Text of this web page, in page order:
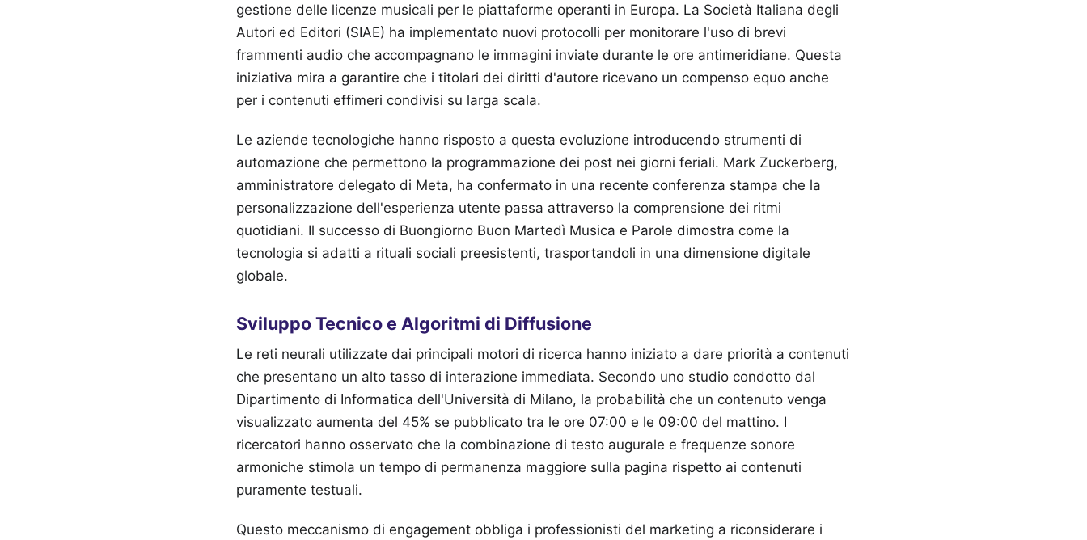
gestione delle licenze musicali per le piattaforme operanti in Europa. La Società Italiana degli
Autori ed Editori (SIAE) ha implementato nuovi protocolli per monitorare l'uso di brevi
frammenti audio che accompagnano le immagini inviate durante le ore antimeridiane. Questa
iniziativa mira a garantire che i titolari dei diritti d'autore ricevano un compenso equo anche
per i contenuti effimeri condivisi su larga scala.
Le aziende tecnologiche hanno risposto a questa evoluzione introducendo strumenti di
automazione che permettono la programmazione dei post nei giorni feriali. Mark Zuckerberg,
amministratore delegato di Meta, ha confermato in una recente conferenza stampa che la
personalizzazione dell'esperienza utente passa attraverso la comprensione dei ritmi
quotidiani. Il successo di Buongiorno Buon Martedì Musica e Parole dimostra come la
tecnologia si adatti a rituali sociali preesistenti, trasportandoli in una dimensione digitale
globale.
Sviluppo Tecnico e Algoritmi di Diffusione
Le reti neurali utilizzate dai principali motori di ricerca hanno iniziato a dare priorità a contenuti
che presentano un alto tasso di interazione immediata. Secondo uno studio condotto dal
Dipartimento di Informatica dell'Università di Milano, la probabilità che un contenuto venga
visualizzato aumenta del 45% se pubblicato tra le ore 07:00 e le 09:00 del mattino. I
ricercatori hanno osservato che la combinazione di testo augurale e frequenze sonore
armoniche stimola un tempo di permanenza maggiore sulla pagina rispetto ai contenuti
puramente testuali.
Questo meccanismo di engagement obbliga i professionisti del marketing a riconsiderare i